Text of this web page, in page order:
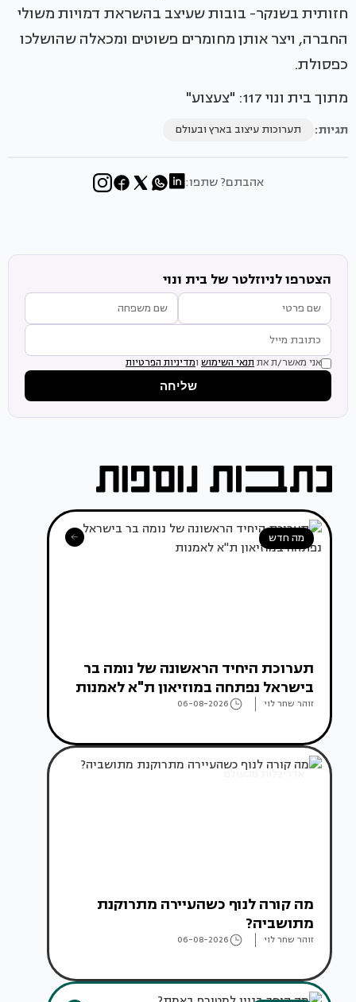
חזותית בשנקר- בובות שעיצב בהשראת דמויות משולי
החברה, ויצר אותן מחומרים פשוטים ומכאלה שהושלכו
כפסולת.
מתוך בית ונוי 117: "צעצוע"
תגיות: תערוכות עיצוב בארץ ובעולם
אהבתם? שתפו:
הצטרפו לניוזלטר של בית ונוי
אני מאשר/ת את תנאי השימוש ומדיניות הפרטיות
שליחה
מה חדש
תערוכת היחיד הראשונה של נומה בר
בישראל נפתחה במוזיאון ת"א לאמנות
זוהר שחר לוי 06-08-2026
אדריכלות מהעולם
מה קורה לנוף כשהעיירה מתרוקנת
מתושביה?
זוהר שחר לוי 06-08-2026